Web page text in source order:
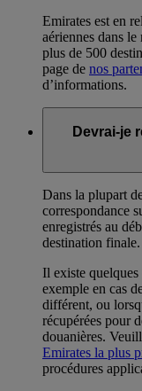
Emirates est en
aériennes dans
plus de 500
page de nos
d’informations.
Devrai-je
Dans la plupart
correspondance
enregistrés au
destination finale.
Il existe
exemple en cas
différent, ou
récupérées pour
douanières.
Emirates la plus
procédures